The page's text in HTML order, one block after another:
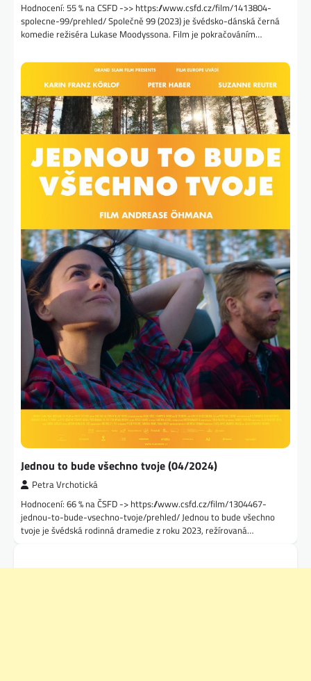
Hodnocení: 55 % na CSFD ->> https://www.csfd.cz/film/1413804-
spolecne-99/prehled/ Společně 99 (2023) je švédsko-dánská černá
komedie režiséra Lukase Moodyssona. Film je pokračováním…
Jednou to bude všechno tvoje (04/2024)
Petra Vrchotická
Hodnocení: 66 % na ČSFD -> https://www.csfd.cz/film/1304467-
jednou-to-bude-vsechno-tvoje/prehled/ Jednou to bude všechno
tvoje je švédská rodinná dramedie z roku 2023, režírovaná…